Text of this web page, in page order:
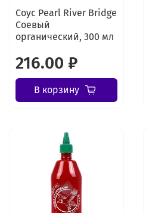
Соус Pearl River Bridge
Соевый
органический, 300 мл
216.00 ₽
В корзину